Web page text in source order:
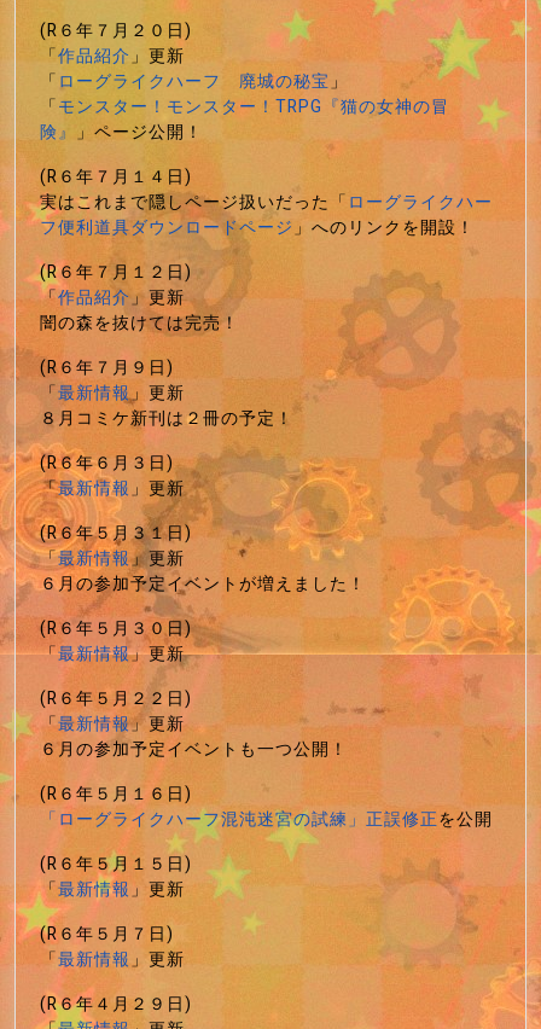
(R６年７月２０日)
「作品紹介」更新
「ローグライクハーフ 廃城の秘宝」
「モンスター！モンスター！TRPG『猫の女神の冒
険』 」ページ公開！
(R６年７月１４日)
実はこれまで隠しページ扱いだった「ローグライクハー
フ便利道具ダウンロードページ」へのリンクを開設！
(R６年７月１２日)
「作品紹介」更新
闇の森を抜けては完売！
(R６年７月９日)
「最新情報」更新
８月コミケ新刊は２冊の予定！
(R６年６月３日)
「最新情報」更新
(R６年５月３１日)
「最新情報」更新
６月の参加予定イベントが増えました！
(R６年５月３０日)
「最新情報」更新
(R６年５月２２日)
「最新情報」更新
６月の参加予定イベントも一つ公開！
(R６年５月１６日)
「ローグライクハーフ混沌迷宮の試練」正誤修正を公開
(R６年５月１５日)
「最新情報」更新
(R６年５月７日)
「最新情報」更新
(R６年４月２９日)